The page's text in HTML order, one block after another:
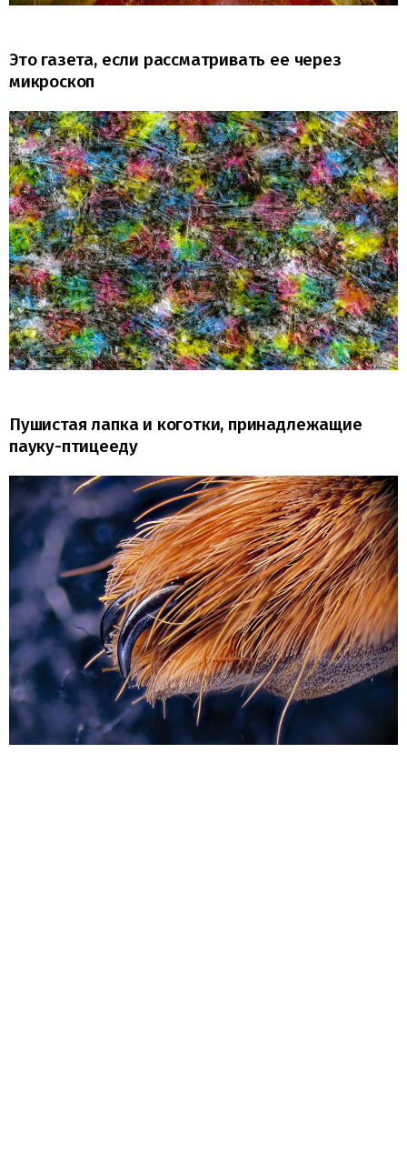
Это газета, если рассматривать ее через
микроскоп
Пушистая лапка и коготки, принадлежащие
пауку-птицееду